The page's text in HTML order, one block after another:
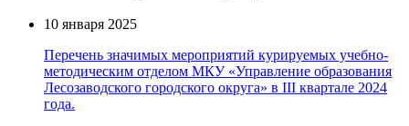
10 января 2025
Перечень значимых мероприятий курируемых учебно-
методическим отделом МКУ «Управление образования
Лесозаводского городского округа» в III квартале 2024
года.